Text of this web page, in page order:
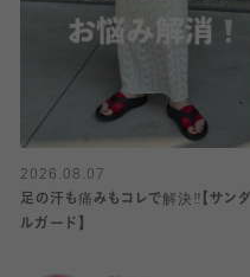
2026.08.07
足の汗も痛みもコレで解決‼️【サンダ
ルガード】